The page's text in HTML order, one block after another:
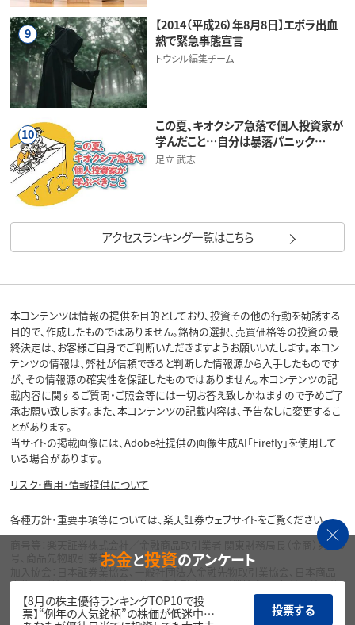
9
【2014（平成26）年8月8日】エボラ出血
熱で緊急事態宣言
トウシル編集チーム
10
この夏、キオクシア急落で個人投資家が
学んだこと…自分は暴落パニック…
足立 武志
アクセスランキング一覧はこちら
本コンテンツは情報の提供を目的としており、投資その他の行動を勧誘する
目的で、作成したものではありません。銘柄の選択、売買価格等の投資の最
終決定は、お客様ご自身でご判断いただきますようお願いいたします。本コン
テンツの情報は、弊社が信頼できると判断した情報源から入手したものです
が、その情報源の確実性を保証したものではありません。本コンテンツの記
載内容に関するご質問・ご照会等には一切お答え致しかねますので予めご了
承お願い致します。また、本コンテンツの記載内容は、予告なしに変更するこ
とがあります。
当サイトの掲載画像には、Adobe社提供の画像生成AI「Firefly」を使用して
いる場合があります。
リスク・費用・情報提供について
各種方針・重要事項等については、楽天証券ウェブサイトをご覧ください。
商号等：楽天証券株式会社／金融商品取引業者 関東財務局長（金商）第195
号、商品先物取引業者
加入協会：日本証券業協会、一般社団法人金融先物取引業協会、日本商品
先物取引協会、一般社団法人第二種金融商品取引業協会、一般社団法人資
産運用業協会
お金と投資のアンケート
【8月の株主優待ランキングTOP10で投
票】“例年の人気銘柄”の株価が低迷中…
投票する